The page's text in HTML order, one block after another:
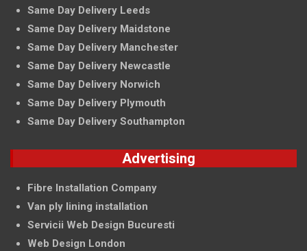
Same Day Delivery Leeds
Same Day Delivery Maidstone
Same Day Delivery Manchester
Same Day Delivery Newcastle
Same Day Delivery Norwich
Same Day Delivery Plymouth
Same Day Delivery Southampton
Advertising
Fibre Installation Company
Van ply lining installation
Servicii Web Design Bucuresti
Web Design London